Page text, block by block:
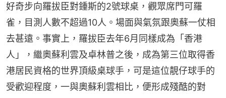
好奇步向羅拔臣對鍾斯的2號球桌，觀眾席門可羅
雀，目測人數不超過10人。場面與氣氛跟奧蘇一仗相
去甚遠。事實上，羅拔臣去年6月同樣成為「香港
人」，繼奧蘇利雲及卓林普之後，成為第三位取得香
港居民資格的世界頂級桌球手，可是這位靚仔球手的
受歡迎程度，一與奧蘇利雲相比，便形成殘酷的對